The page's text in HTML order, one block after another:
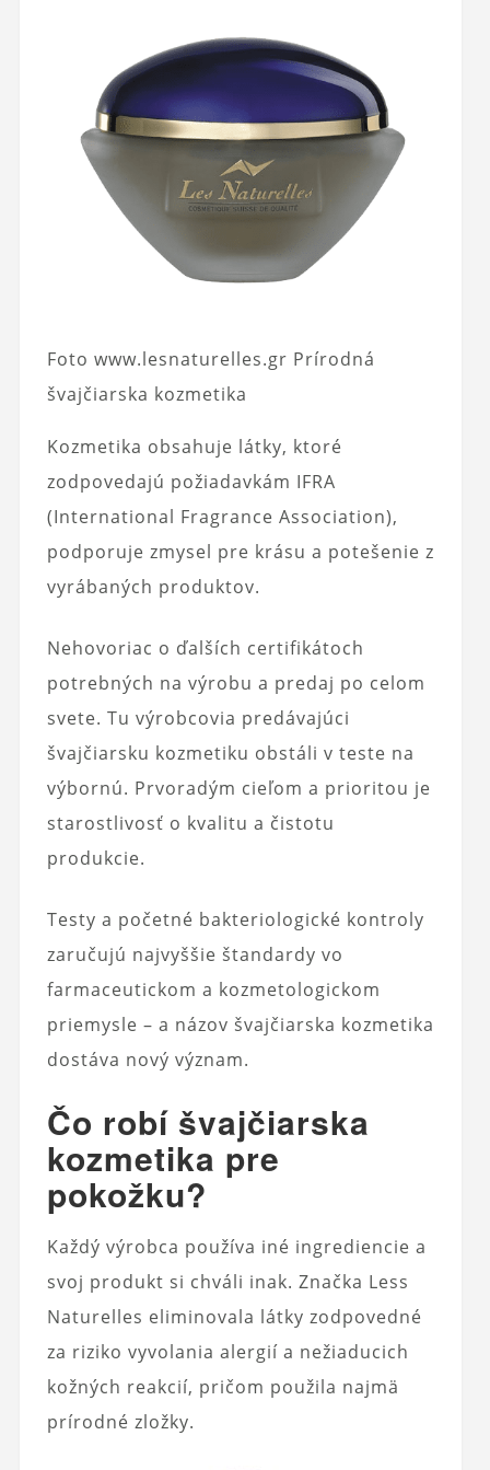
Foto www.lesnaturelles.gr Prírodná
švajčiarska kozmetika
Kozmetika obsahuje látky, ktoré
zodpovedajú požiadavkám IFRA
(International Fragrance Association),
podporuje zmysel pre krásu a potešenie z
vyrábaných produktov.
Nehovoriac o ďalších certifikátoch
potrebných na výrobu a predaj po celom
svete. Tu výrobcovia predávajúci
švajčiarsku kozmetiku obstáli v teste na
výbornú. Prvoradým cieľom a prioritou je
starostlivosť o kvalitu a čistotu
produkcie.
Testy a početné bakteriologické kontroly
zaručujú najvyššie štandardy vo
farmaceutickom a kozmetologickom
priemysle – a názov švajčiarska kozmetika
dostáva nový význam.
Čo robí švajčiarska
kozmetika pre
pokožku?
Každý výrobca používa iné ingrediencie a
svoj produkt si chváli inak. Značka Less
Naturelles eliminovala látky zodpovedné
za riziko vyvolania alergií a nežiaducich
kožných reakcií, pričom použila najmä
prírodné zložky.